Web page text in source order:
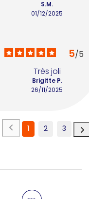
01/12/2025
S.M.
5/5
Très joli
26/11/2025
Brigitte P.
1 2 3